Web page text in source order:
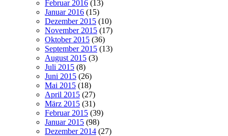
Februar 2016 (13)
Januar 2016 (15)
Dezember 2015 (10)
November 2015 (17)
Oktober 2015 (36)
September 2015 (13)
August 2015 (3)
Juli 2015 (8)
Juni 2015 (26)
Mai 2015 (18)
April 2015 (27)
März 2015 (31)
Februar 2015 (39)
Januar 2015 (98)
Dezember 2014 (27)